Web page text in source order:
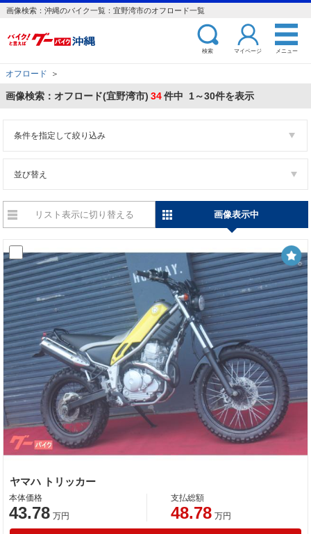
画像検索：沖縄のバイク一覧：宜野湾市のオフロード一覧
検索 マイページ メニュー
オフロード ＞
画像検索：オフロード(宜野湾市) 34件中 1～30件を表示
条件を指定して絞り込み
並び替え
リスト表示に切り替える 画像表示中
ヤマハ トリッカー
本体価格
43.78 万円
支払総額
48.78 万円